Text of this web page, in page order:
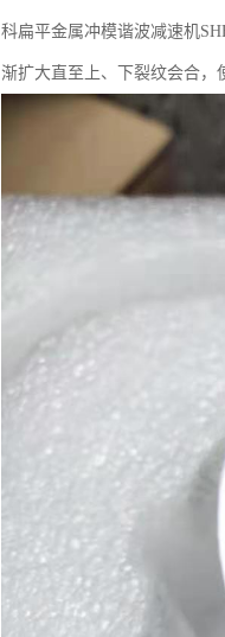
科扁平金属冲模谐波减速机
渐扩大直至上、下裂纹会合，